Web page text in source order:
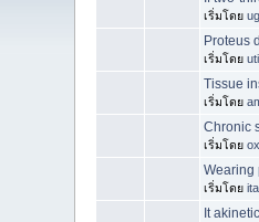
เริ่มโดย
Proteus
เริ่มโดย
Tissue
เริ่มโดย
Chronic
เริ่มโดย
Wearing
เริ่มโดย
It